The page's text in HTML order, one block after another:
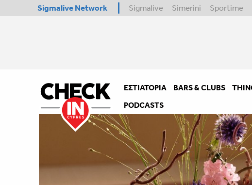
Sigmalive Network Sigmalive Simerini Sportime
ΕΣΤΙΑΤΌΡΙΑ BARS & CLUBS
PODCASTS